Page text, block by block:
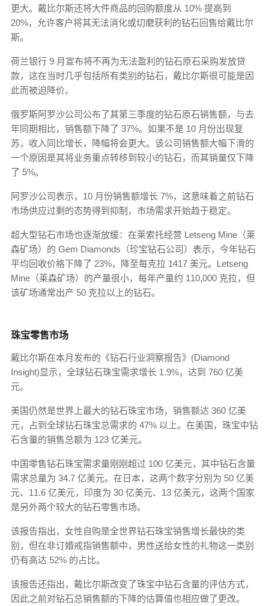
更大。戴比尔斯还将大件商品的回购额度从 10% 提高到
20%，允许客户将其无法消化或切磨获利的钻石回售给戴比尔
斯。
荷兰银行 9 月宣布将不再为无法盈利的钻石原石采购发放贷
款，这在当时几乎包括所有类别的钻石，戴比尔斯很可能是因
此而被迫降价。
俄罗斯阿罗沙公司公布了其第三季度的钻石原石销售额，与去
年同期相比，销售额下降了 37%。如果不是 10 月份出现复
苏，收入同比增长，降幅将会更大。该公司销售额大幅下滑的
一个原因是其将业务重点转移到较小的钻石，而其销量仅下降
了 5%。
阿罗沙公司表示，10 月份销售额增长 7%，这意味着之前钻石
市场供应过剩的态势得到抑制，市场需求开始趋于稳定。
超大型钻石市场也逐渐放缓：在莱索托经营 Letseng Mine（莱
森矿场）的 Gem Diamonds（珍宝钻石公司）表示，今年钻石
平均回收价格下降了 23%，降至每克拉 1417 美元。Letseng
Mine（莱森矿场）的产量很小，每年产量约 110,000 克拉，但
该矿场通常出产 50 克拉以上的钻石。
珠宝零售市场
戴比尔斯在本月发布的《钻石行业洞察报告》(Diamond
Insight)显示，全球钻石珠宝需求增长 1.9%，达到 760 亿美
元。
美国仍然是世界上最大的钻石珠宝市场，销售额达 360 亿美
元，占到全球钻石珠宝总需求的 47% 以上。在美国，珠宝中钻
石含量的销售总额为 123 亿美元。
中国零售钻石珠宝需求量刚刚超过 100 亿美元，其中钻石含量
需求总量为 34.7 亿美元。在日本，这两个数字分别为 50 亿美
元、11.6 亿美元，印度为 30 亿美元、13 亿美元，这两个国家
是另外两个较大的钻石零售市场。
该报告指出，女性自购是全世界钻石珠宝销售增长最快的类
别，但在非订婚戒指销售额中，男性送给女性的礼物这一类别
仍有高达 52% 的占比。
该报告还指出，戴比尔斯改变了珠宝中钻石含量的评估方式，
因此之前对钻石总销售额的下降的估算值也相应做了更改。